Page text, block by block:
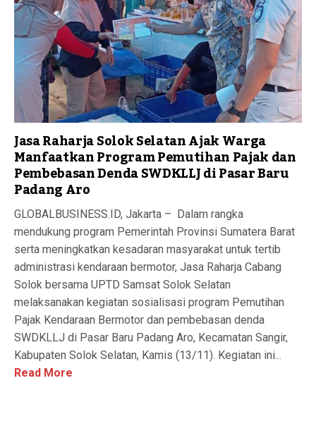
Jasa Raharja Solok Selatan Ajak Warga
Manfaatkan Program Pemutihan Pajak dan
Pembebasan Denda SWDKLLJ di Pasar Baru
Padang Aro
GLOBALBUSINESS.ID, Jakarta – Dalam rangka
mendukung program Pemerintah Provinsi Sumatera Barat
serta meningkatkan kesadaran masyarakat untuk tertib
administrasi kendaraan bermotor, Jasa Raharja Cabang
Solok bersama UPTD Samsat Solok Selatan
melaksanakan kegiatan sosialisasi program Pemutihan
Pajak Kendaraan Bermotor dan pembebasan denda
SWDKLLJ di Pasar Baru Padang Aro, Kecamatan Sangir,
Kabupaten Solok Selatan, Kamis (13/11). Kegiatan ini...
Read More